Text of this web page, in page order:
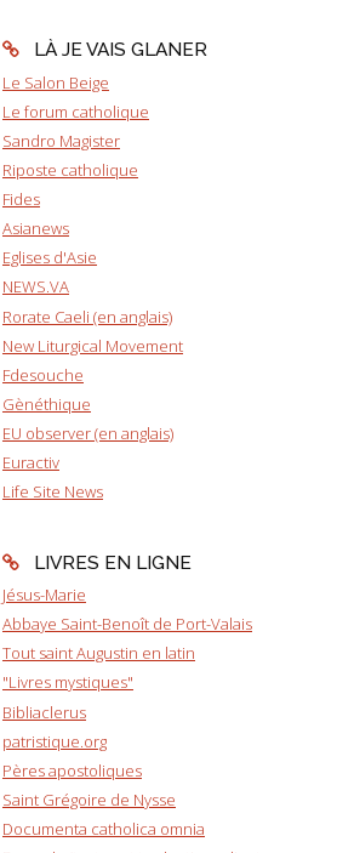
LÀ JE VAIS GLANER
Le Salon Beige
Le forum catholique
Sandro Magister
Riposte catholique
Fides
Asianews
Eglises d'Asie
NEWS.VA
Rorate Caeli (en anglais)
New Liturgical Movement
Fdesouche
Gènéthique
EU observer (en anglais)
Euractiv
Life Site News
LIVRES EN LIGNE
Jésus-Marie
Abbaye Saint-Benoît de Port-Valais
Tout saint Augustin en latin
"Livres mystiques"
Bibliaclerus
patristique.org
Pères apostoliques
Saint Grégoire de Nysse
Documenta catholica omnia